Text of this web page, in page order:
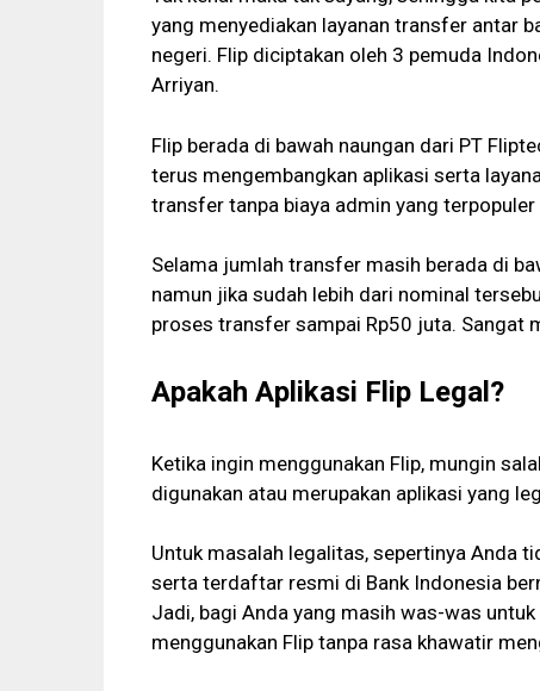
yang menyediakan layanan transfer antar
negeri. Flip diciptakan oleh 3 pemuda
Arriyan.
Flip berada di bawah naungan dari PT
terus mengembangkan aplikasi serta
transfer tanpa biaya admin yang
Selama jumlah transfer masih berada di
namun jika sudah lebih dari nominal
proses transfer sampai Rp50 juta. Sangat
Apakah Aplikasi Flip Legal?
Ketika ingin menggunakan Flip, mungin
digunakan atau merupakan aplikasi yang
Untuk masalah legalitas, sepertinya Anda
serta terdaftar resmi di Bank Indonesia
Jadi, bagi Anda yang masih was-was
menggunakan Flip tanpa rasa khawatir